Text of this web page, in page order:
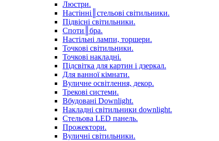
Люстри.
Настінні║стельові світильники.
Підвісні світильники.
Споти║бра.
Настільні лампи, торшери.
Точкові світильники.
Точкові накладні.
Підсвітка для картин і дзеркал.
Для ванної кімнати.
Вуличне освітлення, декор.
Трекові системи.
Вбудовані Downlight.
Накладні світильники downlight.
Стельова LED панель.
Прожектори.
Вуличні світильники.